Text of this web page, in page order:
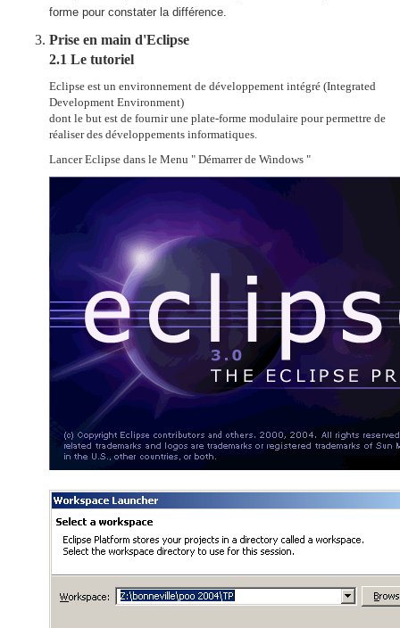
forme pour constater la différence.
Prise en main d'Eclipse
2.1 Le tutoriel
Eclipse est un environnement de développement intégré (Integrated
Development Environment)
dont le but est de fournir une plate-forme modulaire pour permettre de
réaliser des développements informatiques.
Lancer Eclipse dans le Menu " Démarrer de Windows "